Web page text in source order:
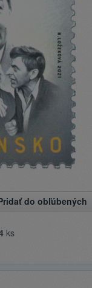
do obľúbených
ks